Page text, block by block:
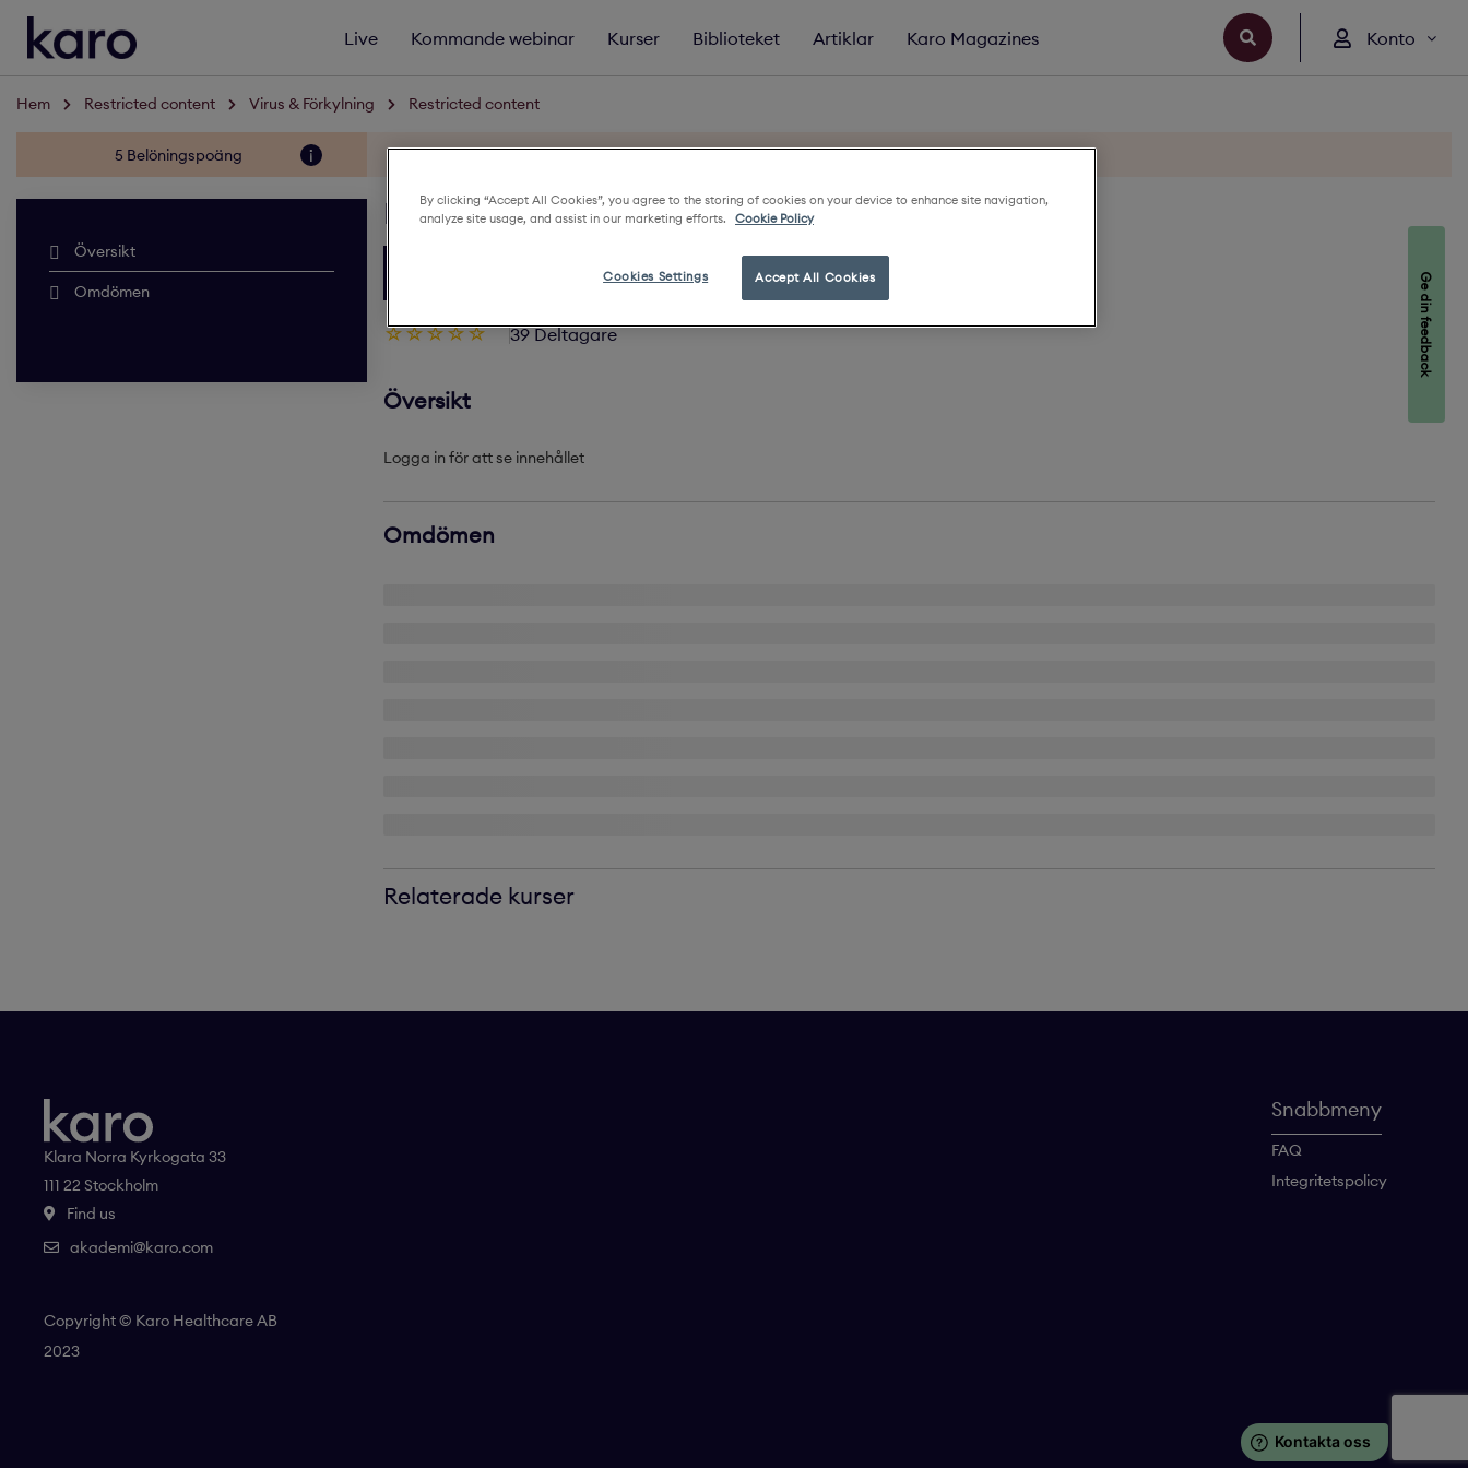
Live Kommande webinar Kurser Biblioteket Artiklar Karo Magazines Konto
Hem Restricted content Virus & Förkylning Restricted content
5 Belöningspoäng
Översikt
Slutför kursen senast den 5 September för att få 0 Belöningspoäng
Restricted content
39 Deltagare
Översikt
Logga in för att se innehållet
Relaterade kurser
Klara Norra Kyrkogata 33
111 22 Stockholm
Find us
akademi@karo.com
Copyright © Karo Healthcare AB
2023
Ge din feedback
Snabbmeny
FAQ
Integritetspolicy
By clicking “Accept All Cookies”, you agree to the storing of cookies on your device to enhance site navigation,
analyze site usage, and assist in our marketing efforts.
Cookie Policy
Accept All Cookies
Cookies Settings